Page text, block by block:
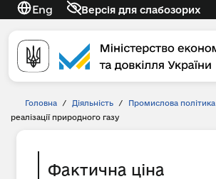
Eng Версія для слабозорих
Головна / Діяльність / Промислова політика
реалізації природного газу
Фактична ціна